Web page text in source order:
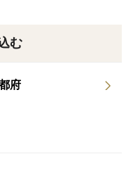
竹林整備活動に賛同
む
府